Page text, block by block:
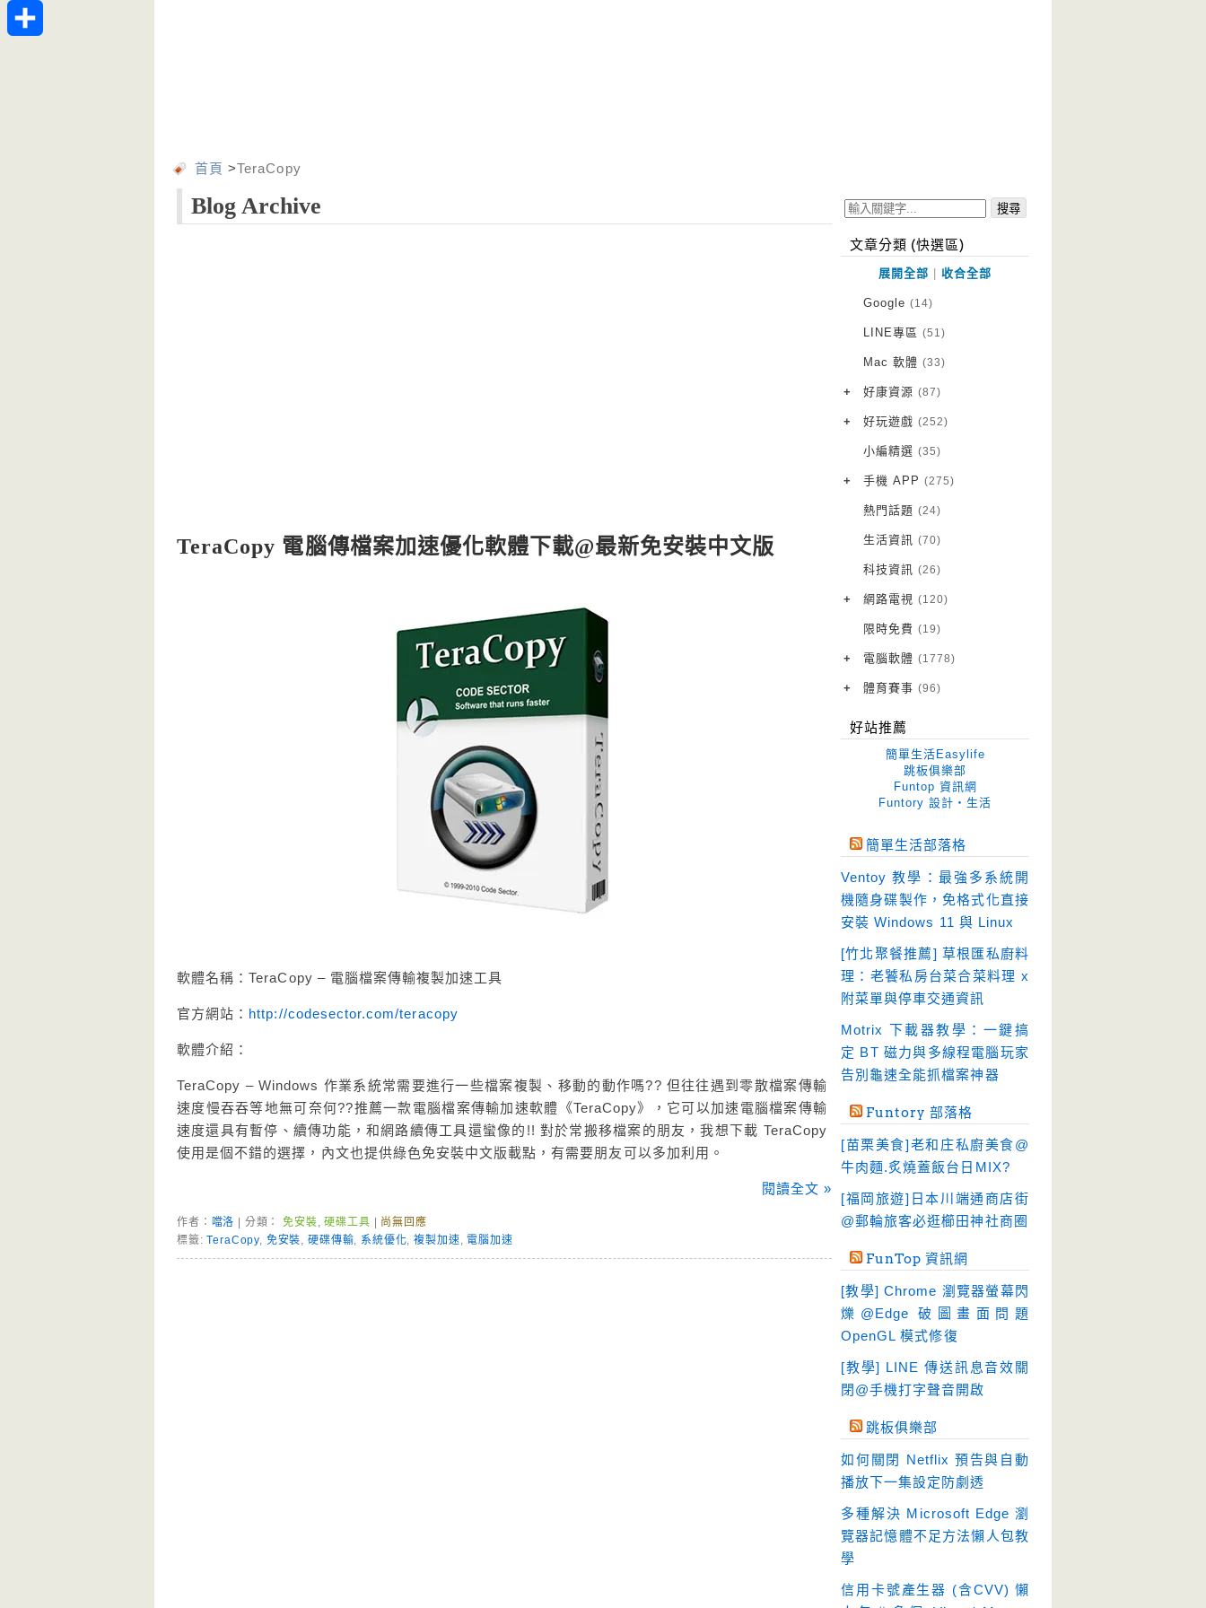
首頁 >TeraCopy
Blog Archive
TeraCopy 電腦傳檔案加速優化軟體下載@最新免安裝中文版
軟體名稱：TeraCopy – 電腦檔案傳輸複製加速工具
官方網站： http://codesector.com/teracopy
軟體介紹：
TeraCopy – Windows 作業系統常需要進行一些檔案複製、移動的動作嗎?? 但往往遇到零散檔案傳輸
速度慢吞吞等地無可奈何??推薦一款電腦檔案傳輸加速軟體《TeraCopy》，它可以加速電腦檔案傳輸
速度還具有暫停、續傳功能，和網路續傳工具還蠻像的!! 對於常搬移檔案的朋友，我想下載 TeraCopy
使用是個不錯的選擇，內文也提供綠色免安裝中文版載點，有需要朋友可以多加利用。
閱讀全文 »
作者： 噹洛 | 分類：免安裝,硬碟工具
尚無回應
標籤:TeraCopy, 免安裝,硬碟傳輸, 系統優化,複製加速, 電腦加速
文章分類 (快選區)
展開全部 收合全部
Google (14)
LINE專區 (51)
Mac 軟體 (33)
+ 好康資源 (87)
VPN 翻牆
免費資源
字體下載
網站推薦
+ 好玩遊戲 (252)
Android 遊戲
iOS 遊戲
網頁遊戲
電腦遊戲
小編精選 (35)
+ 手機 APP (275)
Android 軟體
iOS 軟體
Root 相關
越獄JB
熱門話題 (24)
生活資訊 (70)
科技資訊 (26)
+ 網路電視 (120)
電視影集
電視節目
限時免費 (19)
+ 電腦軟體 (1778)
作業系統
優化軟體 (38)
光碟工具 (33)
免安裝 (641)
即時通訊 (23)
壓縮軟體 (9)
安全防護 (55)
影音播放 (51)
影音轉檔 (81)
教育學習 (23)
文書工具 (91)
畫面擷取 (36)
看圖程式 (17)
硬碟工具 (64)
系統工具 (242)
(188)
翻譯軟體 (3)
輸入法 (4)
+ 體育賽事 (96)
好站推薦
簡單生活Easylife
跳板俱樂部
Funtop 資訊網
Funtory 設計‧生活
簡單生活部落格
Ventoy 教學：最強多系統開
機隨身碟製作，免格式化直接
安裝 Windows 11 與 Linux
[竹北聚餐推薦] 草根匯私廚料
理：老饕私房台菜合菜料理 x
附菜單與停車交通資訊
Motrix 下載器教學：一鍵搞
定 BT 磁力與多線程電腦玩家
告別龜速全能抓檔案神器
Funtory 部落格
[苗栗美食]老和庄私廚美食@
牛肉麵.炙燒蓋飯台日MIX?
[福岡旅遊]日本川端通商店街
@郵輪旅客必逛櫛田神社商圈
FunTop 資訊網
[教學] Chrome 瀏覽器螢幕閃
爍@Edge 破圖畫面問題
OpenGL 模式修復
[教學] LINE 傳送訊息音效關
閉@手機打字聲音開啟
跳板俱樂部
如何關閉 Netflix 預告與自動
播放下一集設定防劇透
多種解決 Microsoft Edge 瀏
覽器記憶體不足方法懶人包教
學
信用卡號產生器 (含CVV) 懶
Telegram